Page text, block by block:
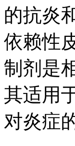
的抗炎
依赖性
制剂是
其适用
对炎症